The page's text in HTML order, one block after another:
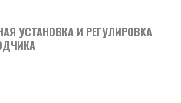
УСТАНОВКА И РЕГУЛИРОВКА